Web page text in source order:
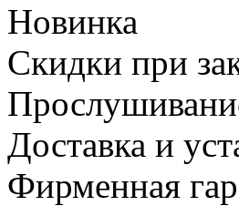
Новинка
Скидки при
Доставка и
Фирменная